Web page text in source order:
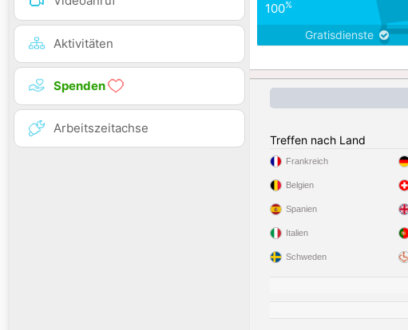
Aktivitäten
Spenden
Arbeitszeitachse
100%
Gratisdienste
Treffen nach Land
Frankreich
Belgien
Spanien
Italien
Schweden